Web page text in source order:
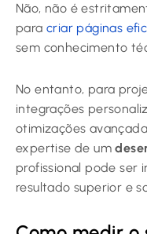
Não, não é
para criar páginas
sem conhecimento
No entanto, para
integrações
otimizações
expertise de um
profissional pode ser
resultado superior e